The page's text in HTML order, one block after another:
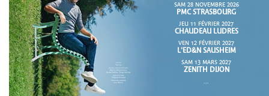
SAM 28 NOVEMBRE 2026
PMC STRASBOURG
JEU 11 FÉVRIER 2027
CHAUDEAU LUDRES
VEN 12 FÉVRIER 2027
L'ED&N SAUSHEIM
SAM 13 MARS 2027
ZENITH DIJON
...